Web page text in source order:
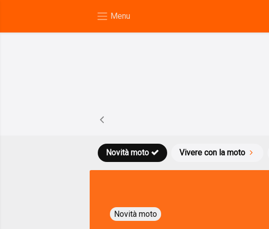
Novità moto Vivere con la moto
Novità moto